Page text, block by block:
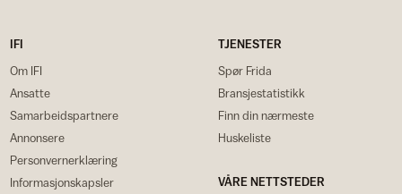
IFI
Om IFI
Ansatte
Samarbeidspartnere
Annonsere
Personvernerklæring
Informasjonskapsler
TJENESTER
Spør Frida
Bransjestatistikk
Finn din nærmeste
Huskeliste
VÅRE NETTSTEDER